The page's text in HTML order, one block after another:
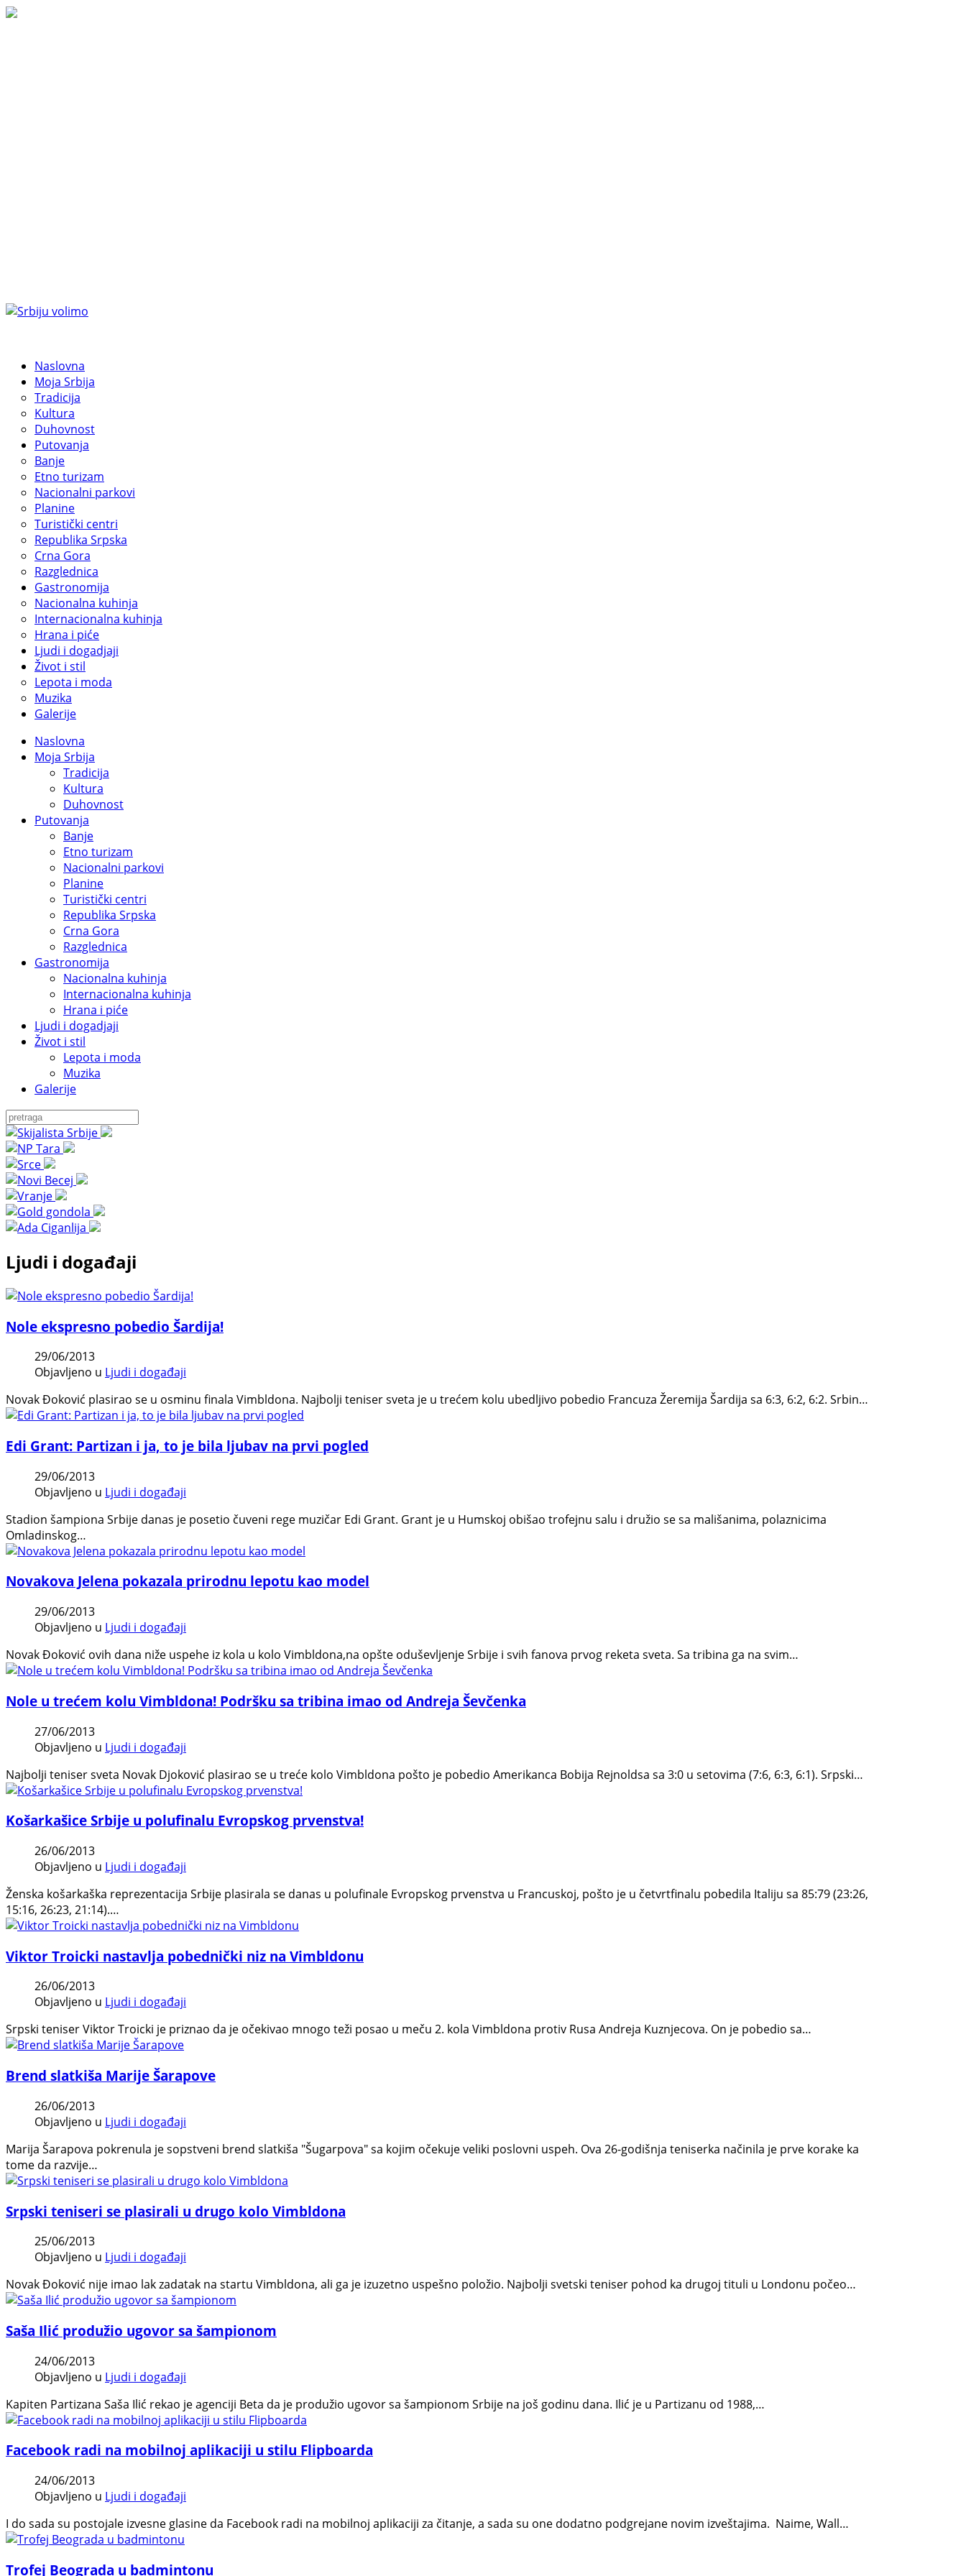
Naslovna
Moja Srbija
Tradicija
Kultura
Duhovnost
Putovanja
Banje
Etno turizam
Nacionalni parkovi
Planine
Turistički centri
Republika Srpska
Crna Gora
Razglednica
Gastronomija
Nacionalna kuhinja
Internacionalna kuhinja
Hrana i piće
Ljudi i dogadjaji
Život i stil
Lepota i moda
Muzika
Galerije
Naslovna
Moja Srbija
Tradicija
Kultura
Duhovnost
Putovanja
Banje
Etno turizam
Nacionalni parkovi
Planine
Turistički centri
Republika Srpska
Crna Gora
Razglednica
Gastronomija
Nacionalna kuhinja
Internacionalna kuhinja
Hrana i piće
Ljudi i dogadjaji
Život i stil
Lepota i moda
Muzika
Galerije
Ljudi i događaji
Nole ekspresno pobedio Šardija!
29/06/2013
Objavljeno u Ljudi i događaji
Novak Đoković plasirao se u osminu finala Vimbldona. Najbolji teniser sveta je u trećem kolu ubedljivo pobedio Francuza Žeremija Šardija sa 6:3, 6:2, 6:2. Srbin…
Edi Grant: Partizan i ja, to je bila ljubav na prvi pogled
29/06/2013
Objavljeno u Ljudi i događaji
Stadion šampiona Srbije danas je posetio čuveni rege muzičar Edi Grant. Grant je u Humskoj obišao trofejnu salu i družio se sa mališanima, polaznicima
Omladinskog…
Novakova Jelena pokazala prirodnu lepotu kao model
29/06/2013
Objavljeno u Ljudi i događaji
Novak Đoković ovih dana niže uspehe iz kola u kolo Vimbldona,na opšte oduševljenje Srbije i svih fanova prvog reketa sveta. Sa tribina ga na svim…
Nole u trećem kolu Vimbldona! Podršku sa tribina imao od Andreja Ševčenka
27/06/2013
Objavljeno u Ljudi i događaji
Najbolji teniser sveta Novak Djoković plasirao se u treće kolo Vimbldona pošto je pobedio Amerikanca Bobija Rejnoldsa sa 3:0 u setovima (7:6, 6:3, 6:1). Srpski…
Košarkašice Srbije u polufinalu Evropskog prvenstva!
26/06/2013
Objavljeno u Ljudi i događaji
Ženska košarkaška reprezentacija Srbije plasirala se danas u polufinale Evropskog prvenstva u Francuskoj, pošto je u četvrtfinalu pobedila Italiju sa 85:79 (23:26,
15:16, 26:23, 21:14).…
Viktor Troicki nastavlja pobednički niz na Vimbldonu
26/06/2013
Objavljeno u Ljudi i događaji
Srpski teniser Viktor Troicki je priznao da je očekivao mnogo teži posao u meču 2. kola Vimbldona protiv Rusa Andreja Kuznjecova. On je pobedio sa…
Brend slatkiša Marije Šarapove
26/06/2013
Objavljeno u Ljudi i događaji
Marija Šarapova pokrenula je sopstveni brend slatkiša "Šugarpova" sa kojim očekuje veliki poslovni uspeh. Ova 26-godišnja teniserka načinila je prve korake ka
tome da razvije…
Srpski teniseri se plasirali u drugo kolo Vimbldona
25/06/2013
Objavljeno u Ljudi i događaji
Novak Đoković nije imao lak zadatak na startu Vimbldona, ali ga je izuzetno uspešno položio. Najbolji svetski teniser pohod ka drugoj tituli u Londonu počeo…
Saša Ilić produžio ugovor sa šampionom
24/06/2013
Objavljeno u Ljudi i događaji
Kapiten Partizana Saša Ilić rekao je agenciji Beta da je produžio ugovor sa šampionom Srbije na još godinu dana. Ilić je u Partizanu od 1988,…
Facebook radi na mobilnoj aplikaciji u stilu Flipboarda
24/06/2013
Objavljeno u Ljudi i događaji
I do sada su postojale izvesne glasine da Facebook radi na mobilnoj aplikaciji za čitanje, a sada su one dodatno podgrejane novim izveštajima. Naime, Wall…
Trofej Beograda u badmintonu